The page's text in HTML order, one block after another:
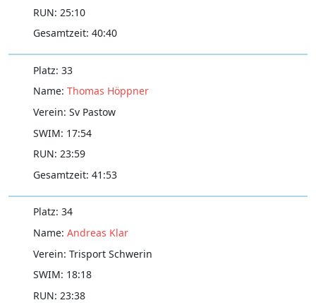
25:10
40:40
33
Thomas Höppner
Sv Pastow
17:54
23:59
41:53
34
Andreas Klar
Trisport Schwerin
18:18
23:38